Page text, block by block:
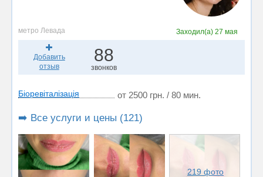
метро Левада Заходил(а)27 мая
Добавить
отзыв
88
звонков
Біоревіталізація от 2500 грн. / 80 мин.
➡️ Все услуги и цены (121)
219 фото